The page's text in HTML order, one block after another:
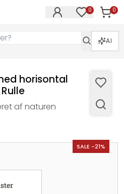
0 0
Varer
AI
horisontal
af naturen
SALE -21%